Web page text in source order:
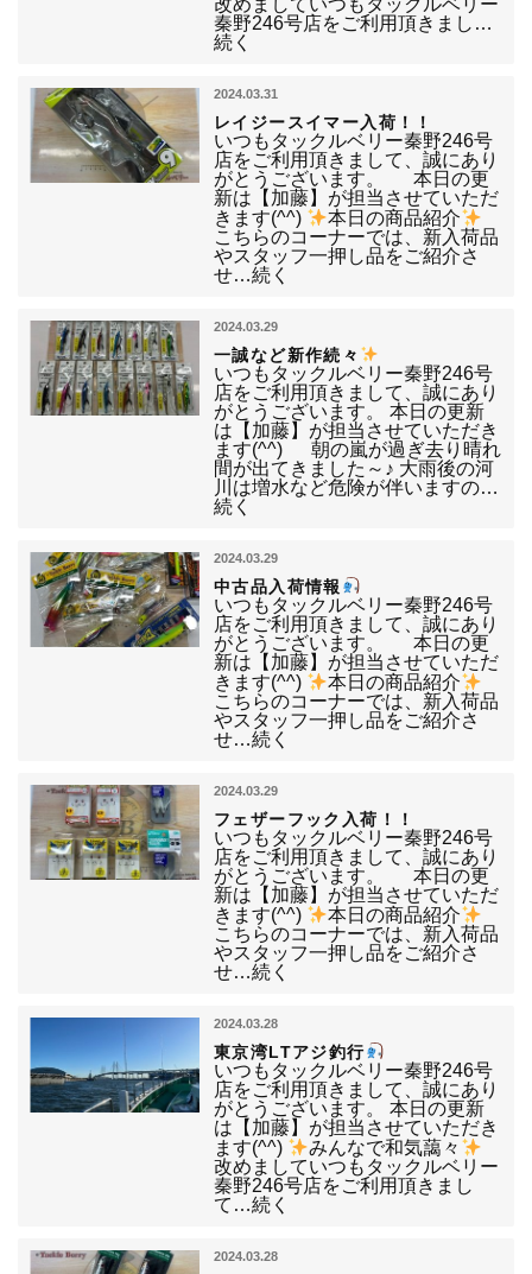
改めましていつもタックルベリー
秦野246号店をご利用頂きまし…
続く
2024.03.31
レイジースイマー入荷！！
いつもタックルベリー秦野246号
店をご利用頂きまして、誠にあり
がとうございます。 本日の更
新は【加藤】が担当させていただ
きます(^^)
本日の商品紹介
こちらのコーナーでは、新入荷品
やスタッフ一押し品をご紹介さ
せ…続く
2024.03.29
一誠など新作続々
いつもタックルベリー秦野246号
店をご利用頂きまして、誠にあり
がとうございます。 本日の更新
は【加藤】が担当させていただき
ます(^^) 朝の嵐が過ぎ去り晴れ
間が出てきました～♪ 大雨後の河
川は増水など危険が伴いますの…
続く
2024.03.29
中古品入荷情報
いつもタックルベリー秦野246号
店をご利用頂きまして、誠にあり
がとうございます。 本日の更
新は【加藤】が担当させていただ
きます(^^)
本日の商品紹介
こちらのコーナーでは、新入荷品
やスタッフ一押し品をご紹介さ
せ…続く
2024.03.29
フェザーフック入荷！！
いつもタックルベリー秦野246号
店をご利用頂きまして、誠にあり
がとうございます。 本日の更
新は【加藤】が担当させていただ
きます(^^)
本日の商品紹介
こちらのコーナーでは、新入荷品
やスタッフ一押し品をご紹介さ
せ…続く
2024.03.28
東京湾LTアジ釣行
いつもタックルベリー秦野246号
店をご利用頂きまして、誠にあり
がとうございます。 本日の更新
は【加藤】が担当させていただき
ます(^^)
みんなで和気藹々
改めましていつもタックルベリー
秦野246号店をご利用頂きまし
て…続く
2024.03.28